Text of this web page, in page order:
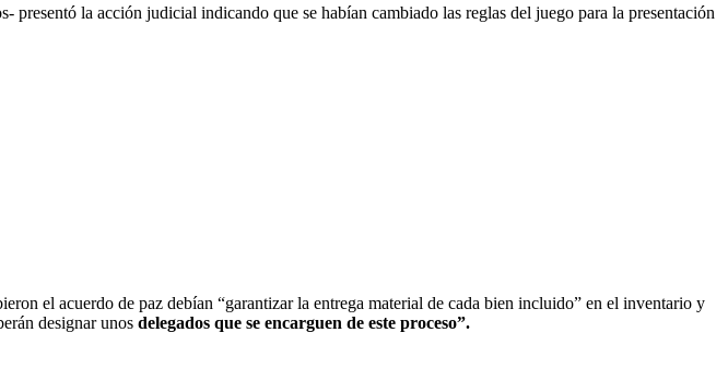
la acción judicial indicando que se habían cambiado las reglas del juego para la presentación
el acuerdo de paz debían “garantizar la entrega material de cada bien incluido” en el inventario y
designar unos delegados que se encarguen de este proceso”.